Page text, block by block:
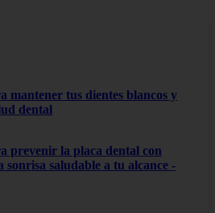
mantener tus dientes blancos y
dental
prevenir la placa dental con
sonrisa saludable a tu alcance -